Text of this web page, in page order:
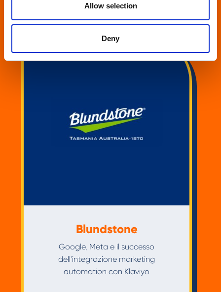
Allow selection
Deny
Blundstone
Google, Meta e il successo
dell'integrazione marketing
automation con Klaviyo